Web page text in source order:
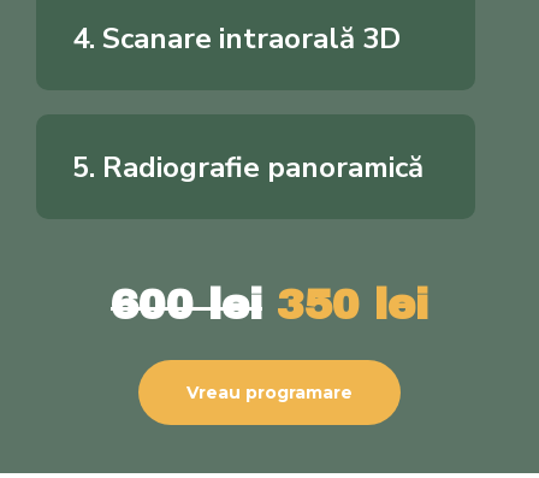
4. Scanare intraorală 3D
5. Radiografie panoramică
600 lei 350 lei
Vreau programare